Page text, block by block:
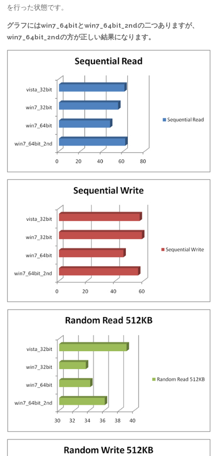
を行った状態です。
グラフにはwin7_64bitとwin7_64bit_2ndの二つありますが、
win7_64bit_2ndの方が正しい結果になります。